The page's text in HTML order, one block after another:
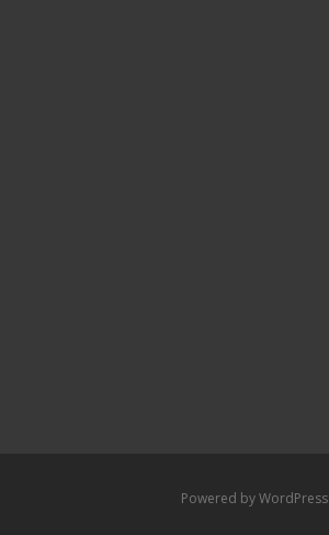
Powered by WordPress